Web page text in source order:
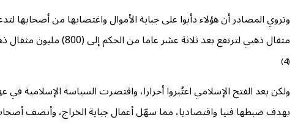
مثقال ذهبي لترتفع بعد ثلاثة عشر عاما من الحكم إلى (800) مليون مثقال ذهبي مما دفع الفلاحين إلى هجر الأرض نتيجة الإرهاق الضريبي واللجوء إلى الأديرة طمعا في الترهب وفرارا من الظلم.
(4)
ولكن بعد الفتح الإسلامي اعتُبروا أحرارا، واقتصرت السياسة
بهدف ضبطها فنيا واقتصاديا، مما سهّل أعمال جباية الخراج، وأنصف